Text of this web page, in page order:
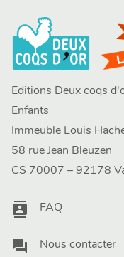
Editions Deux coqs
Enfants
Immeuble Louis
58 rue Jean Bleuzen
CS 70007 – 92178
contacts FAQ
question_answer Nous contacter